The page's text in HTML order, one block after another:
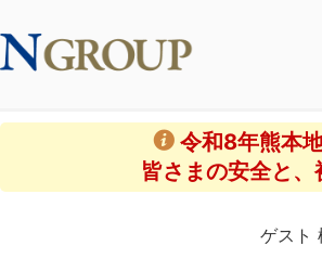
令和8年熊本
皆さまの安全と
ゲスト